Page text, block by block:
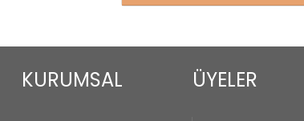
KURUMSAL ÜYELER